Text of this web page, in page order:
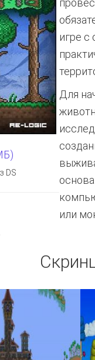
DS
игре
Для
или